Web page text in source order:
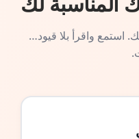
استمع واقرأ بلا قيود…